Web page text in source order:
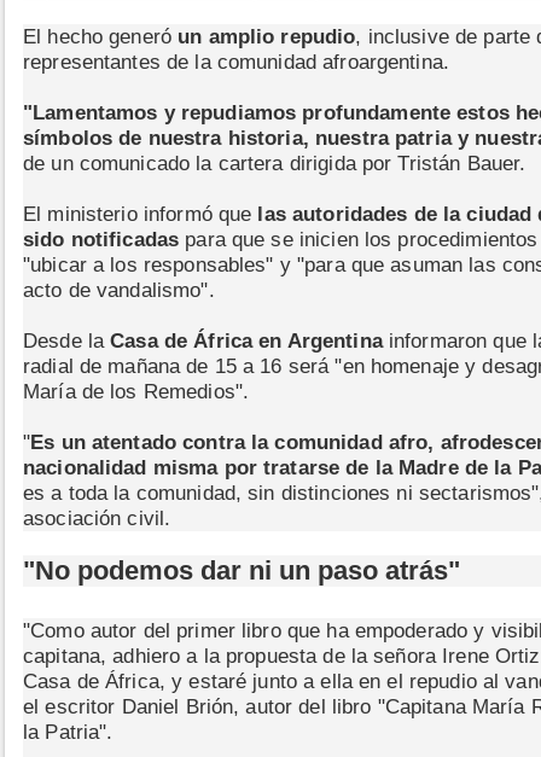
El hecho generó un amplio repudio, inclusive de parte
representantes de la comunidad afroargentina.
"Lamentamos y repudiamos profundamente estos
símbolos de nuestra historia, nuestra patria y
de un comunicado la cartera dirigida por Tristán Bauer.
El ministerio informó que las autoridades de la ciudad
sido notificadas para que se inicien los
"ubicar a los responsables" y "para que asuman las
acto de vandalismo".
Desde laCasa de África en Argentinainformaron que
radial de mañana de 15 a 16 será "en homenaje y
María de los Remedios".
"Es un atentado contra la comunidad afro,
nacionalidad misma por tratarse de la Madre de la
es a toda la comunidad, sin distinciones ni
asociación civil.
"No podemos dar ni un paso atrás"
"Como autor del primer libro que ha empoderado y
capitana, adhiero a la propuesta de la señora Irene
Casa de África, y estaré junto a ella en el repudio al
el escritor Daniel Brión, autor del libro "Capitana María
la Patria".